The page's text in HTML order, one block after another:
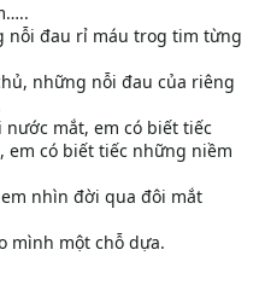
nỗi đau rỉ máu trog tim từng
những nỗi đau của riêng
mắt, em có biết tiếc
có biết tiếc những niềm
nhìn đời qua đôi mắt
mình một chỗ dựa.